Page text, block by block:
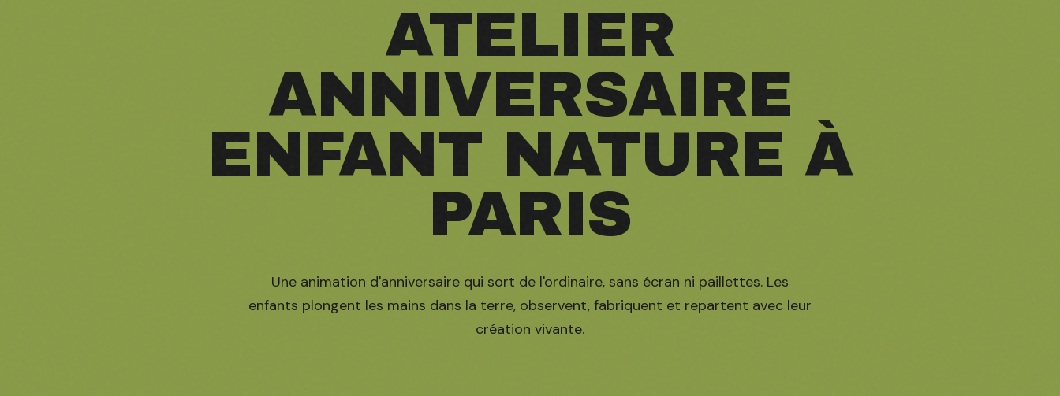
ATELIER
ANNIVERSAIRE
ENFANT NATURE À
PARIS
Une animation d'anniversaire qui sort de l'ordinaire, sans écran ni paillettes. Les
enfants plongent les mains dans la terre, observent, fabriquent et repartent avec leur
création vivante.